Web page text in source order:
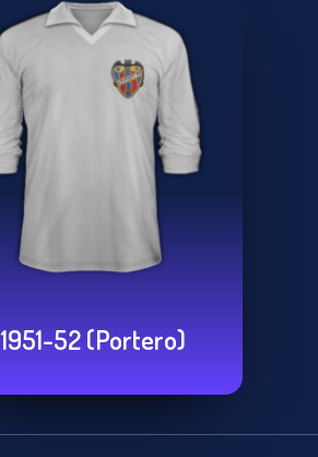
1951-52 (Portero)